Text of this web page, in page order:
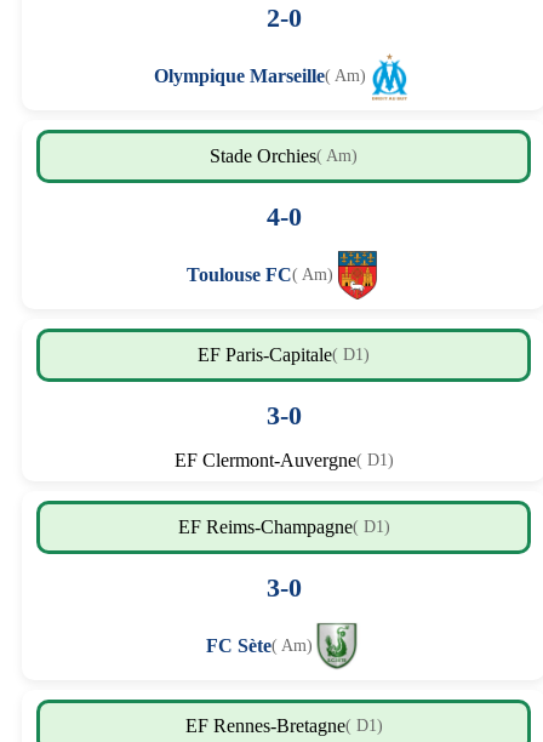
2-0
Olympique Marseille( Am)
Stade Orchies( Am)
4-0
Toulouse FC( Am)
EF Paris-Capitale( D1)
3-0
EF Clermont-Auvergne( D1)
EF Reims-Champagne( D1)
3-0
FC Sète( Am)
EF Rennes-Bretagne( D1)